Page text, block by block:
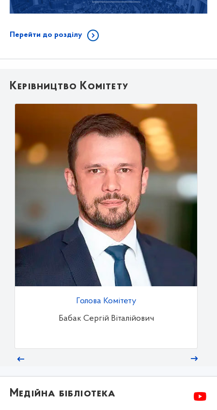
Перейти до розділу
Керівництво Комітету
Голова Комітету
Бабак Сергій Віталійович
Медійна бібліотека